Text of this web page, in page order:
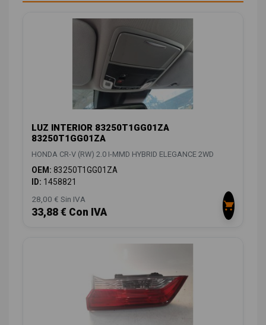
LUZ INTERIOR 83250T1GG01ZA
83250T1GG01ZA
HONDA CR-V (RW) 2.0 I-MMD HYBRID ELEGANCE 2WD
OEM: 83250T1GG01ZA
ID: 1458821
28,00 € Sin IVA
33,88 € Con IVA